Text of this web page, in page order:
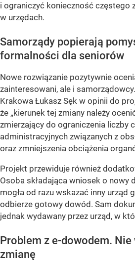
i ograniczyć konieczność częstego
w urzędach.
Samorządy popierają
formalności dla seniorów
Nowe rozwiązanie pozytywnie
zainteresowani, ale i
Krakowa Łukasz Sęk w opinii do
że „kierunek tej zmiany należy
zmierzający do ograniczenia liczby
administracyjnych związanych z
oraz zmniejszenia obciążenia
Projekt przewiduje również
Osoba składająca wniosek o nowy
mogła od razu wskazać inny urząd
odbierze gotowy dowód. Sam
jednak wydawany przez urząd, w
Problem z e-dowodem.
zmianę